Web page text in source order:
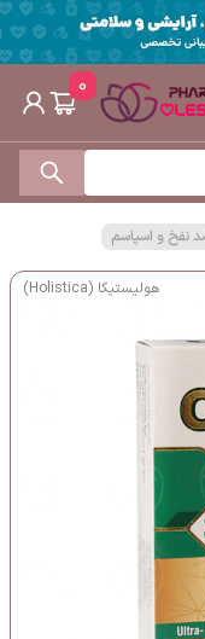
0
نفخ و اسپاسم
هولیستیکا (Holistica)